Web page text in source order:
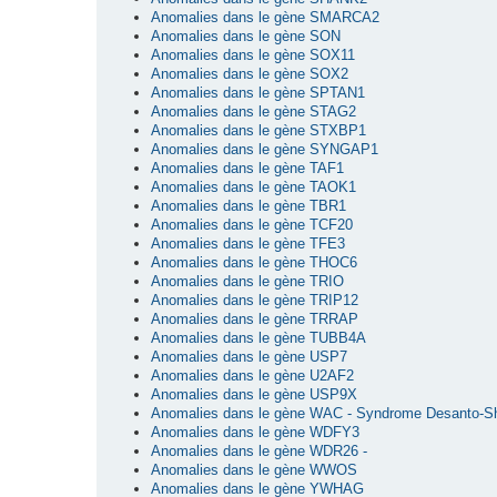
Anomalies dans le gène SMARCA2
Anomalies dans le gène SON
Anomalies dans le gène SOX11
Anomalies dans le gène SOX2
Anomalies dans le gène SPTAN1
Anomalies dans le gène STAG2
Anomalies dans le gène STXBP1
Anomalies dans le gène SYNGAP1
Anomalies dans le gène TAF1
Anomalies dans le gène TAOK1
Anomalies dans le gène TBR1
Anomalies dans le gène TCF20
Anomalies dans le gène TFE3
Anomalies dans le gène THOC6
Anomalies dans le gène TRIO
Anomalies dans le gène TRIP12
Anomalies dans le gène TRRAP
Anomalies dans le gène TUBB4A
Anomalies dans le gène USP7
Anomalies dans le gène U2AF2
Anomalies dans le gène USP9X
Anomalies dans le gène WAC - Syndrome Desanto-
Anomalies dans le gène WDFY3
Anomalies dans le gène WDR26 -
Anomalies dans le gène WWOS
Anomalies dans le gène YWHAG